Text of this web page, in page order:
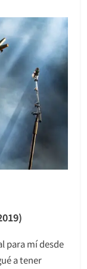
para mí desde
a tener